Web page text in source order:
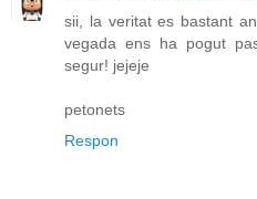
sii, la veritat es bastant
vegada ens ha pogut
segur! jejeje
petonets
Respon